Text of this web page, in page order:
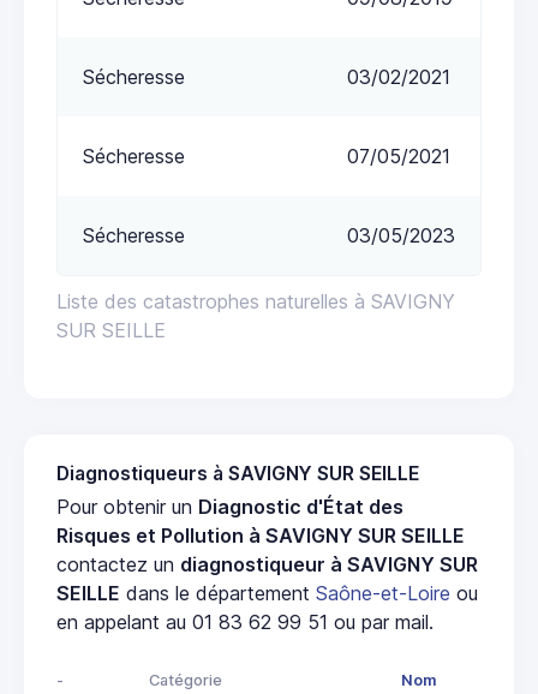
Liste des catastrophes naturelles à SAVIGNY
SUR SEILLE
Sécheresse 03/02/2021
Sécheresse 07/05/2021
Sécheresse 03/05/2023
Diagnostiqueurs à SAVIGNY SUR SEILLE
Pour obtenir un Diagnostic d'État des
Risques et Pollution à SAVIGNY SUR SEILLE
contactez un diagnostiqueur à SAVIGNY SUR
SEILLE dans le département Saône-et-Loire ou
en appelant au 01 83 62 99 51 ou par mail.
- Catégorie Nom